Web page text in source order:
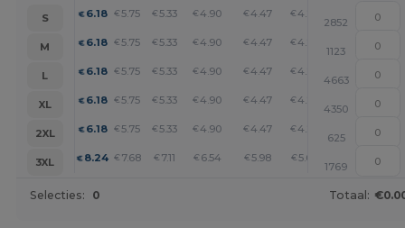
S €6.18 € 5.75 € 5.33 € 4.90 €4.47 €4.26 +
2852
M
€6.18 € 5.75 € 5.33 € 4.90 €4.47 €4.26 +
1123
L
€6.18 € 5.75 € 5.33 € 4.90 €4.47 €4.26 +
4663
XL
€6.18 € 5.75 € 5.33 € 4.90 €4.47 €4.26 +
4350
2XL
€6.18 € 5.75 € 5.33 € 4.90 €4.47 €4.26 +
625
3XL
€8.24 € 7.68 € 7.11 € 6.54 € 5.98 € 5.68 +
1769
Selecties: 0 Totaal: